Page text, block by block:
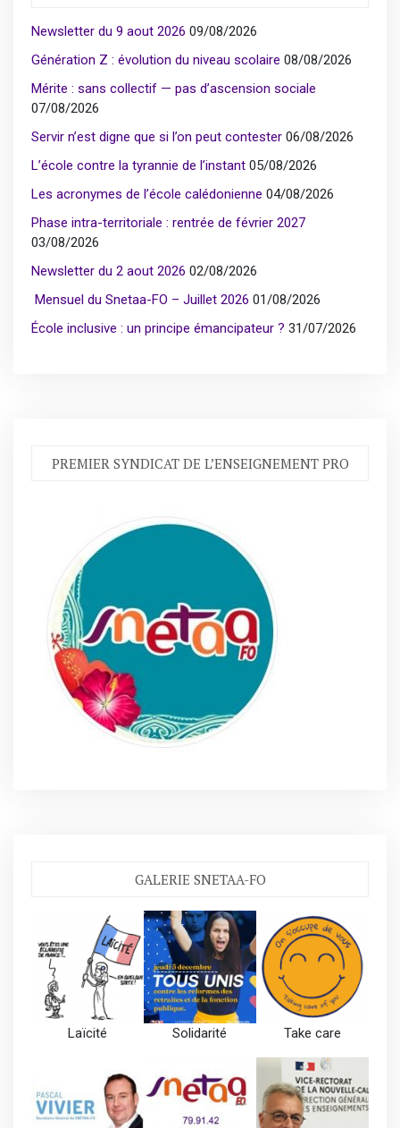
Newsletter du 9 aout 2026 09/08/2026
Génération Z : évolution du niveau scolaire 08/08/2026
Mérite : sans collectif — pas d’ascension sociale
07/08/2026
Servir n’est digne que si l’on peut contester 06/08/2026
L’école contre la tyrannie de l’instant 05/08/2026
Les acronymes de l’école calédonienne 04/08/2026
Phase intra-territoriale : rentrée de février 2027
03/08/2026
Newsletter du 2 aout 2026 02/08/2026
Mensuel du Snetaa-FO – Juillet 2026 01/08/2026
École inclusive : un principe émancipateur ? 31/07/2026
PREMIER SYNDICAT DE L’ENSEIGNEMENT PRO
GALERIE SNETAA-FO
Laïcité Solidarité Take care